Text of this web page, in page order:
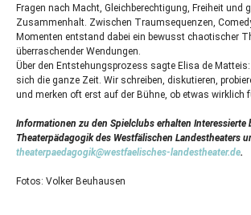
Fragen nach Macht, Gleichberechtigung, Freiheit und
Zusammenhalt. Zwischen Traumsequenzen,
Momenten entstand dabei ein bewusst chaotischer
überraschender Wendungen.
Über den Entstehungsprozess sagte Elisa de
sich die ganze Zeit. Wir schreiben, diskutieren,
und merken oft erst auf der Bühne, ob etwas wirklich
Informationen zu den Spielclubs erhalten Interessierte
Theaterpädagogik des Westfälischen Landestheaters
theaterpaedagogik@westfaelisches-landestheater.de.
Fotos: Volker Beuhausen